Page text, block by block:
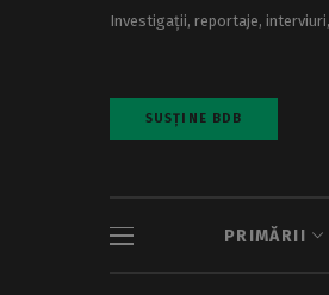
Investigații, reportaje,
SUSȚINE BDB
PRIMĂRII